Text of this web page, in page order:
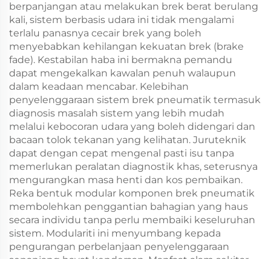
berpanjangan atau melakukan brek berat berulang
kali, sistem berbasis udara ini tidak mengalami
terlalu panasnya cecair brek yang boleh
menyebabkan kehilangan kekuatan brek (brake
fade). Kestabilan haba ini bermakna pemandu
dapat mengekalkan kawalan penuh walaupun
dalam keadaan mencabar. Kelebihan
penyelenggaraan sistem brek pneumatik termasuk
diagnosis masalah sistem yang lebih mudah
melalui kebocoran udara yang boleh didengari dan
bacaan tolok tekanan yang kelihatan. Juruteknik
dapat dengan cepat mengenal pasti isu tanpa
memerlukan peralatan diagnostik khas, seterusnya
mengurangkan masa henti dan kos pembaikan.
Reka bentuk modular komponen brek pneumatik
membolehkan penggantian bahagian yang haus
secara individu tanpa perlu membaiki keseluruhan
sistem. Modulariti ini menyumbang kepada
pengurangan perbelanjaan penyelenggaraan